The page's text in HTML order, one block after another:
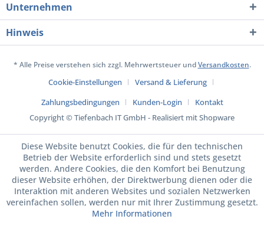
Unternehmen
Hinweis
* Alle Preise verstehen sich zzgl. Mehrwertsteuer undVersandkosten.
Cookie-Einstellungen
Versand & Lieferung
Zahlungsbedingungen
Kunden-Login
Kontakt
Copyright © Tiefenbach IT GmbH - Realisiert mit Shopware
Diese Website benutzt Cookies, die für den technischen
Betrieb der Website erforderlich sind und stets gesetzt
werden. Andere Cookies, die den Komfort bei Benutzung
dieser Website erhöhen, der Direktwerbung dienen oder die
Interaktion mit anderen Websites und sozialen Netzwerken
vereinfachen sollen, werden nur mit Ihrer Zustimmung gesetzt.
Mehr Informationen